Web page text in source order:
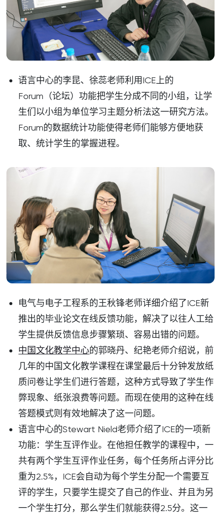
语言中心的李昆、徐蕊老师利用ICE上的
Forum（论坛）功能把学生分成不同的小组，让学
生们以小组为单位学习主题分析法这一研究方法。
Forum的数据统计功能使得老师们能够方便地获
取、统计学生的掌握进程。
电气与电子工程系的王秋锋老师详细介绍了ICE新
推出的毕业论文在线反馈功能，解决了以往人工给
学生提供反馈信息步骤繁琐、容易出错的问题。
中国文化教学中心的郭晓丹、纪艳老师介绍说，前
几年的中国文化教学课程在课堂最后十分钟发放纸
质问卷让学生们进行答题，这种方式导致了学生作
弊现象、纸张浪费等问题。而现在使用的这种在线
答题模式则有效地解决了这一问题。
语言中心的Stewart Nield老师介绍了ICE的一项新
功能：学生互评作业。在他担任教学的课程中，一
共有两个学生互评作业任务，每个任务所占评分比
重为2.5%，ICE会自动为每个学生分配一个需要互
评的学生，只要学生提交了自己的作业、并且为另
一个学生打分，那么学生们就能获得2.5分。这一